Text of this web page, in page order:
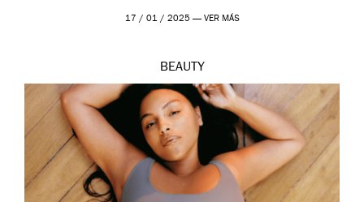
17 / 01 / 2025 — VER MÁS
BEAUTY